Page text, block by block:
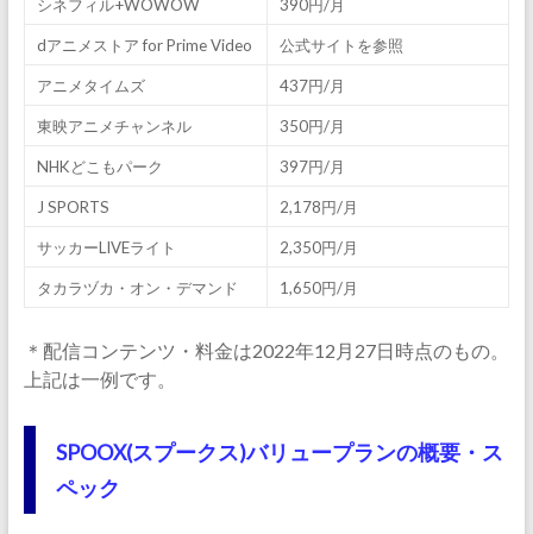
シネフィル+WOWOW 390円/月
dアニメストア for Prime Video 公式サイトを参照
アニメタイムズ 437円/月
東映アニメチャンネル 350円/月
NHKどこもパーク 397円/月
J SPORTS 2,178円/月
サッカーLIVEライト 2,350円/月
タカラヅカ・オン・デマンド 1,650円/月
＊配信コンテンツ・料金は2022年12月27日時点のもの。
上記は一例です。
SPOOX(スプークス)バリュープランの概要・ス
ペック